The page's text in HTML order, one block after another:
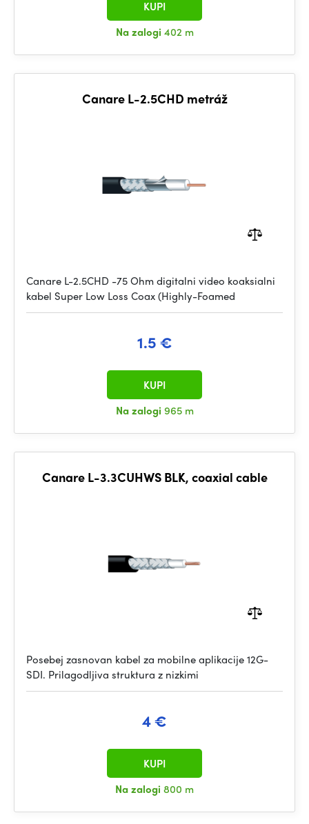
Na zalogi 402 m
KUPI
Canare L-2.5CHD metráž
Canare L-2.5CHD -75 Ohm digitalni video koaksialni
kabel Super Low Loss Coax (Highly-Foamed
1.5 €
Na zalogi 965 m
KUPI
Canare L-3.3CUHWS BLK, coaxial cable
Posebej zasnovan kabel za mobilne aplikacije 12G-
SDI. Prilagodljiva struktura z nizkimi
4 €
Na zalogi 800 m
KUPI